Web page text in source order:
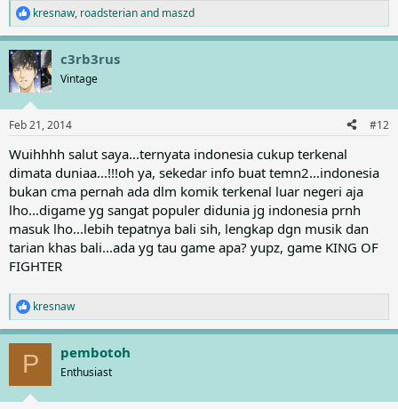
R
e
a
c
t
i
s
:
kresnaw, roadsterianand maszd
c3rb3rus
Vintage
Feb 21, 2014 #12
Wuihhhh salut saya...ternyata indonesia cukup terkenal
dimata duniaa...!!!oh ya, sekedar info buat temn2...indonesia
bukan cma pernah ada dlm komik terkenal luar negeri aja
lho...digame yg sangat populer didunia jg indonesia prnh
masuk lho...lebih tepatnya bali sih, lengkap dgn musik dan
tarian khas bali...ada yg tau game apa? yupz, game KING OF
FIGHTER
R
e
a
i
kresnaw
P pembotoh
Enthusiast